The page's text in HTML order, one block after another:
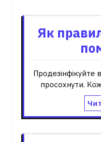
Як
Продезінфікуйте
просохнути.